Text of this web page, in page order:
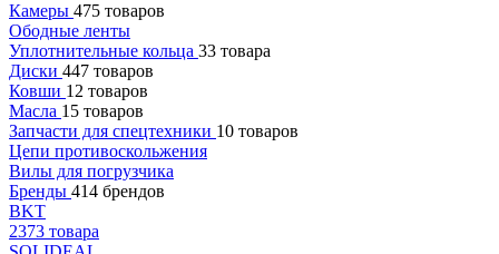
Камеры 475 товаров
Ободные ленты
Уплотнительные кольца 33 товара
Диски 447 товаров
Ковши 12 товаров
Масла 15 товаров
Запчасти для спецтехники 10 товаров
Цепи противоскольжения
Вилы для погрузчика
Бренды 414 брендов
BKT
2373 товара